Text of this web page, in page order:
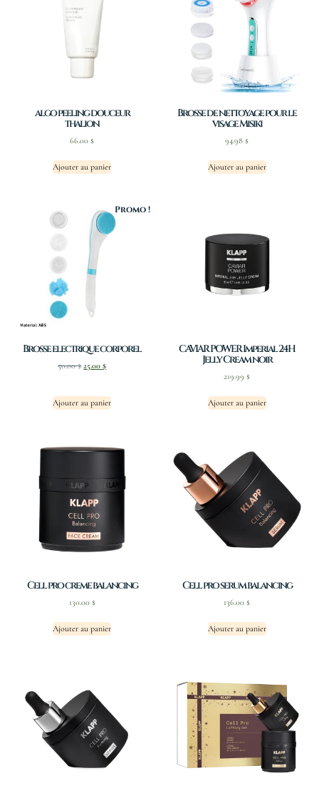
algo peeling douceur
thalion
66.00$
Ajouter au panier
Brosse de nettoyage pour le
visage Misiki
94.98$
Ajouter au panier
Promo !
Brosse electrique corporel
50.00$ 25.00$
Ajouter au panier
CAVIAR POWER Imperial 24H
Jelly Cream noir
219.99$
Ajouter au panier
Cell pro creme balancing
130.00 $
Ajouter au panier
Cell pro serum balancing
136.00$
Ajouter au panier